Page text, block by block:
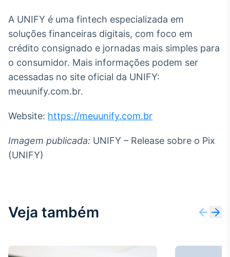
A UNIFY é uma fintech especializada em
soluções financeiras digitais, com foco em
crédito consignado e jornadas mais simples para
o consumidor. Mais informações podem ser
acessadas no site oficial da UNIFY:
meuunify.com.br.
Website: https://meuunify.com.br
Imagem publicada: UNIFY – Release sobre o Pix
(UNIFY)
Veja também